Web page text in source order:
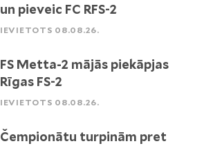
un pieveic FC RFS-2
IEVIETOTS 08.08.26.
FS Metta-2 mājās piekāpjas
Rīgas FS-2
IEVIETOTS 08.08.26.
Čempionātu turpinām pret